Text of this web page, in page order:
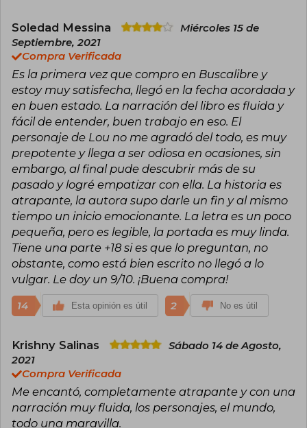
Soledad Messina
Miércoles 15 de
Septiembre, 2021
Compra Verificada
Es la primera vez que compro en Buscalibre y
estoy muy satisfecha, llegó en la fecha acordada y
en buen estado. La narración del libro es fluida y
fácil de entender, buen trabajo en eso. El
personaje de Lou no me agradó del todo, es muy
prepotente y llega a ser odiosa en ocasiones, sin
embargo, al final pude descubrir más de su
pasado y logré empatizar con ella. La historia es
atrapante, la autora supo darle un fin y al mismo
tiempo un inicio emocionante. La letra es un poco
pequeña, pero es legible, la portada es muy linda.
Tiene una parte +18 si es que lo preguntan, no
obstante, como está bien escrito no llegó a lo
vulgar. Le doy un 9/10. ¡Buena compra!
14 Esta opinión es útil 2 No es útil
Krishny Salinas
Sábado 14 de Agosto,
2021
Compra Verificada
Me encantó, completamente atrapante y con una
narración muy fluida, los personajes, el mundo,
todo una maravilla.